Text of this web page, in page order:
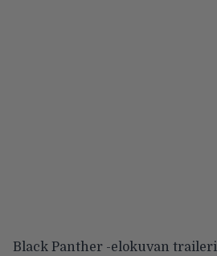
Black Panther -elokuvan traileri